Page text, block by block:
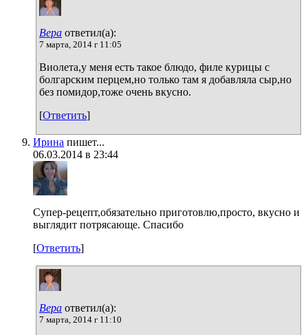
Вера ответил(а):
7 марта, 2014 г 11:05
Виолета,у меня есть такое блюдо, филе курицы с
болгарским перцем,но только там я добавляла сыр,но
без помидор,тоже очень вкусно.
[Ответить]
Ирина пишет...
06.03.2014 в 23:44
Супер-рецепт,обязательно приготовлю,просто, вкусно и
выглядит потрясающе. Спасибо
[Ответить]
Вера ответил(а):
7 марта, 2014 г 11:10